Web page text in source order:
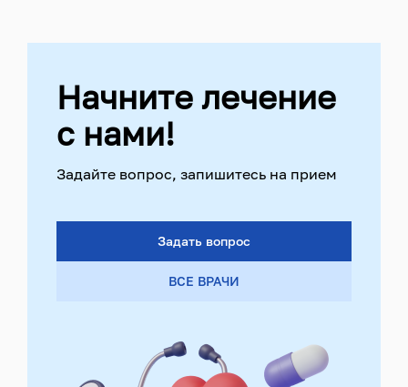
Начните лечение
с нами!
Задайте вопрос, запишитесь на прием
Задать вопрос
ВСЕ ВРАЧИ